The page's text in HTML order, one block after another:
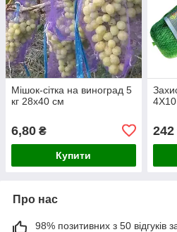
Мішок-сітка на виноград 5
кг 28х40 см
6,80 ₴
Купити
242
Про нас
98% позитивних з 50 відгуків